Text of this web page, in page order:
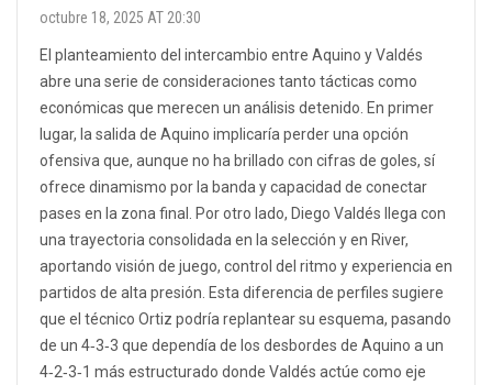
octubre 18, 2025 AT 20:30
El planteamiento del intercambio entre Aquino y Valdés
abre una serie de consideraciones tanto tácticas como
económicas que merecen un análisis detenido. En primer
lugar, la salida de Aquino implicaría perder una opción
ofensiva que, aunque no ha brillado con cifras de goles, sí
ofrece dinamismo por la banda y capacidad de conectar
pases en la zona final. Por otro lado, Diego Valdés llega con
una trayectoria consolidada en la selección y en River,
aportando visión de juego, control del ritmo y experiencia en
partidos de alta presión. Esta diferencia de perfiles sugiere
que el técnico Ortiz podría replantear su esquema, pasando
de un 4‑3‑3 que dependía de los desbordes de Aquino a un
4‑2‑3‑1 más estructurado donde Valdés actúe como eje